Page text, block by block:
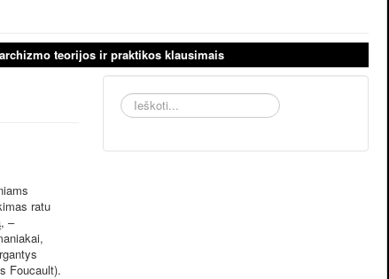
teorijos ir praktikos klausimais
ratu
–
Foucault).
Ieškoti...